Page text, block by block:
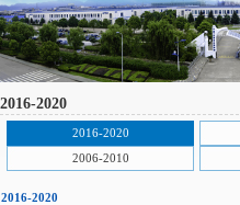
2016-2020
2016-2020
2006-2010
2016-2020